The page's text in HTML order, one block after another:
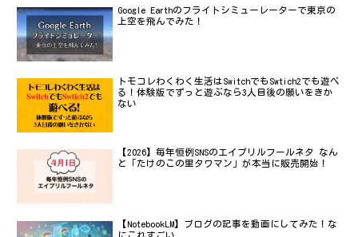
Google Earthのフライトシミューレーターで東京の
上空を飛んでみた！
トモコレわくわく生活はSwitchでもSwtich2でも遊べ
る！体験版でずっと遊ぶなら3人目後の願いをきか
ない
【2026】毎年恒例SNSのエイプリルフールネタ なん
と「たけのこの里タワマン」が本当に販売開始！
【NotebookLM】ブログの記事を動画にしてみた！な
にこれすごい